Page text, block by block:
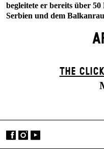
begleitete er bereits über
Serbien und dem
THE